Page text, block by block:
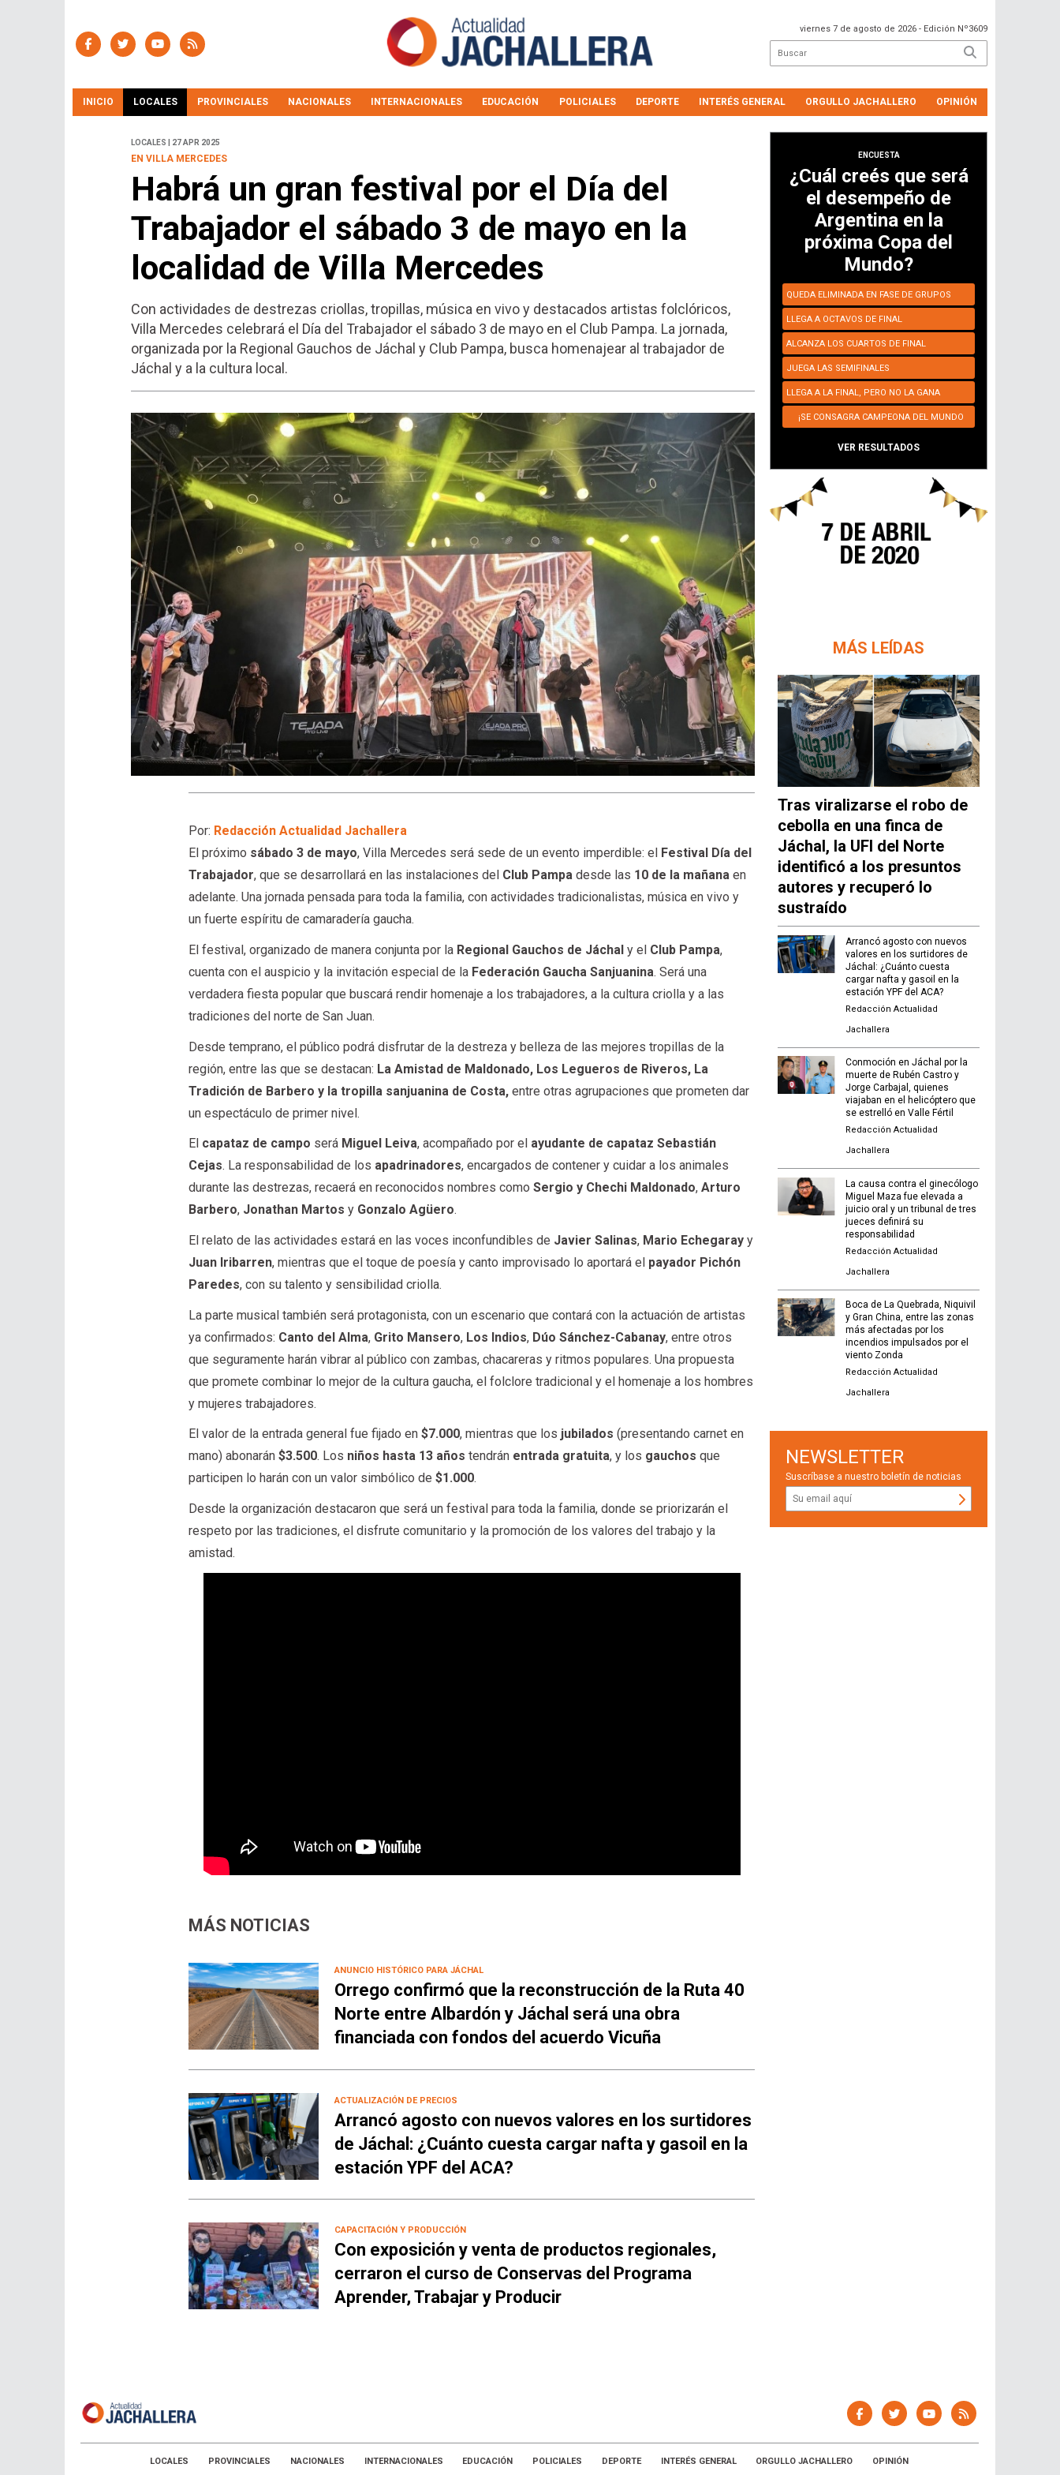
viernes 7 de agosto de 2026 - Edición Nº3609
INICIO LOCALES PROVINCIALES NACIONALES INTERNACIONALES EDUCACIÓN POLICIALES DEPORTE INTERÉS GENERAL ORGULLO JACHALLERO OPINIÓN
LOCALES | 27 APR 2025
EN VILLA MERCEDES
Habrá un gran festival por el Día del
Trabajador el sábado 3 de mayo en la
localidad de Villa Mercedes
Con actividades de destrezas criollas, tropillas, música en vivo y destacados artistas folclóricos,
Villa Mercedes celebrará el Día del Trabajador el sábado 3 de mayo en el Club Pampa. La jornada,
organizada por la Regional Gauchos de Jáchal y Club Pampa, busca homenajear al trabajador de
Jáchal y a la cultura local.
Por: Redacción Actualidad Jachallera
El próximo sábado 3 de mayo, Villa Mercedes será sede de un evento imperdible: el
Festival Día del
Trabajador, que se desarrollará en las instalaciones del Club Pampa desde las 10 de la mañanaen
adelante. Una jornada pensada para toda la familia, con actividades tradicionalistas, música en vivo y
un fuerte espíritu de camaradería gaucha.
El festival, organizado de manera conjunta por la Regional Gauchos de Jáchal y el Club Pampa,
cuenta con el auspicio y la invitación especial de la Federación Gaucha Sanjuanina. Será una
verdadera fiesta popular que buscará rendir homenaje a los trabajadores, a la cultura criolla y a las
tradiciones del norte de San Juan.
Desde temprano, el público podrá disfrutar de la destreza y belleza de las mejores tropillas de la
región, entre las que se destacan: La Amistad de Maldonado, Los Legueros de Riveros, La
Tradición de Barbero y la tropilla sanjuanina de Costa, entre otras agrupaciones que prometen dar
un espectáculo de primer nivel.
El capataz de campo será Miguel Leiva, acompañado por el ayudante de capataz Sebastián
Cejas. La responsabilidad de los apadrinadores, encargados de contener y cuidar a los animales
durante las destrezas, recaerá en reconocidos nombres comoSergio y Chechi Maldonado,Arturo
Barbero, Jonathan Martos y Gonzalo Agüero.
El relato de las actividades estará en las voces inconfundibles de Javier Salinas, Mario Echegaray y
Juan Iribarren, mientras que el toque de poesía y canto improvisado lo aportará el payador Pichón
Paredes, con su talento y sensibilidad criolla.
La parte musical también será protagonista, con un escenario que contará con la actuación de artistas
ya confirmados: Canto del Alma, Grito Mansero, Los Indios, Dúo Sánchez-Cabanay, entre otros
que seguramente harán vibrar al público con zambas, chacareras y ritmos populares. Una propuesta
que promete combinar lo mejor de la cultura gaucha, el folclore tradicional y el homenaje a los hombres
y mujeres trabajadores.
El valor de la entrada general fue fijado en$7.000, mientras que los jubilados (presentando carnet en
mano) abonarán$3.500. Los niños hasta 13 años tendrán entrada gratuita, y los gauchos que
participen lo harán con un valor simbólico de$1.000.
Desde la organización destacaron que será un festival para toda la familia, donde se priorizarán el
respeto por las tradiciones, el disfrute comunitario y la promoción de los valores del trabajo y la
amistad.
MÁS NOTICIAS
ANUNCIO HISTÓRICO PARA JÁCHAL
Orrego confirmó que la reconstrucción de la Ruta 40
Norte entre Albardón y Jáchal será una obra
financiada con fondos del acuerdo Vicuña
ACTUALIZACIÓN DE PRECIOS
Arrancó agosto con nuevos valores en los surtidores
de Jáchal: ¿Cuánto cuesta cargar nafta y gasoil en la
estación YPF del ACA?
CAPACITACIÓN Y PRODUCCIÓN
Con exposición y venta de productos regionales,
cerraron el curso de Conservas del Programa
Aprender, Trabajar y Producir
ENCUESTA
¿Cuál creés que será
el desempeño de
Argentina en la
próxima Copa del
Mundo?
QUEDA ELIMINADA EN FASE DE GRUPOS
LLEGA A OCTAVOS DE FINAL
ALCANZA LOS CUARTOS DE FINAL
JUEGA LAS SEMIFINALES
LLEGA A LA FINAL, PERO NO LA GANA
¡SE CONSAGRA CAMPEONA DEL MUNDO
VER RESULTADOS
MÁS LEÍDAS
Tras viralizarse el robo de
cebolla en una finca de
Jáchal, la UFI del Norte
identificó a los presuntos
autores y recuperó lo
sustraído
Arrancó agosto con nuevos
valores en los surtidores de
Jáchal: ¿Cuánto cuesta
cargar nafta y gasoil en la
estación YPF del ACA?
Redacción Actualidad
Jachallera
Conmoción en Jáchal por la
muerte de Rubén Castro y
Jorge Carbajal, quienes
viajaban en el helicóptero que
se estrelló en Valle Fértil
Redacción Actualidad
Jachallera
La causa contra el ginecólogo
Miguel Maza fue elevada a
juicio oral y un tribunal de tres
jueces definirá su
responsabilidad
Redacción Actualidad
Jachallera
Boca de La Quebrada, Niquivil
y Gran China, entre las zonas
más afectadas por los
incendios impulsados por el
viento Zonda
Redacción Actualidad
Jachallera
NEWSLETTER
Suscríbase a nuestro boletín de noticias
LOCALES PROVINCIALES NACIONALES INTERNACIONALES EDUCACIÓN POLICIALES DEPORTE INTERÉS GENERAL ORGULLO JACHALLERO OPINIÓN